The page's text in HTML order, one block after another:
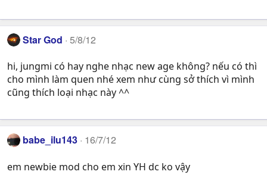
Star God 5/8/12
hi, jungmi có hay nghe nhạc new age không? nếu có thì
cho mình làm quen nhé xem như cùng sở thích vì mình
cũng thích loại nhạc này ^^
babe_ilu143 16/7/12
em newbie mod cho em xin YH dc ko vậy